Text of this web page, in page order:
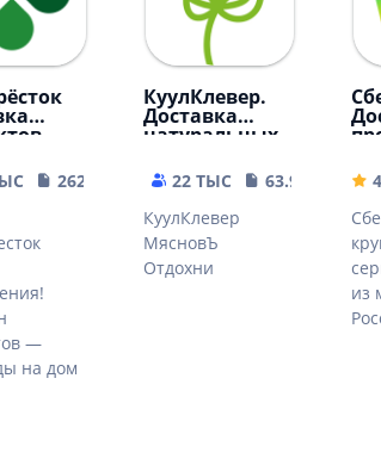
262.96 MB
—
на дом
КуулКлевер.
Доставка
натуральных
22 ТЫС
63.94 MB
КуулКлевер
МясновЪ
Отдохни
из